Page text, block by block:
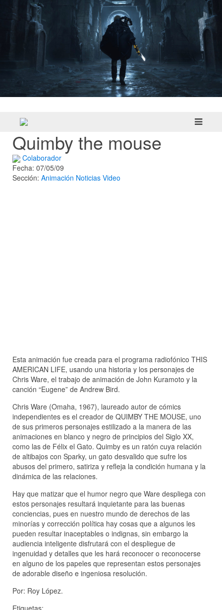
Quimby the mouse
Colaborador
Fecha: 07/05/09
Sección: Animación Noticias Video
Esta animación fue creada para el programa radiofónico THIS
AMERICAN LIFE, usando una historia y los personajes de
Chris Ware, el trabajo de animación de John Kuramoto y la
canción “Eugene” de Andrew Bird.
Chris Ware (Omaha, 1967), laureado autor de cómics
independientes es el creador de QUIMBY THE MOUSE, uno
de sus primeros personajes estilizado a la manera de las
animaciones en blanco y negro de principios del Siglo XX,
como las de Félix el Gato. Quimby es un ratón cuya relación
de altibajos con Sparky, un gato desvalido que sufre los
abusos del primero, satiriza y refleja la condición humana y la
dinámica de las relaciones.
Hay que matizar que el humor negro que Ware despliega con
estos personajes resultará inquietante para las buenas
conciencias, pues en nuestro mundo de derechos de las
minorías y corrección política hay cosas que a algunos les
pueden resultar inaceptables o indignas, sin embargo la
audiencia inteligente disfrutará con el despliegue de
ingenuidad y detalles que les hará reconocer o reconocerse
en alguno de los papeles que representan estos personajes
de adorable diseño e ingeniosa resolución.
Por: Roy López.